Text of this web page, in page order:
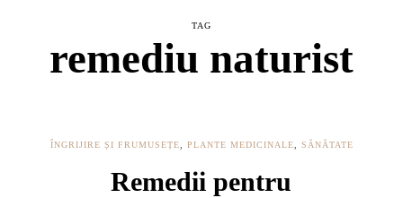
TAG
remediu naturist
ÎNGRIJIRE ȘI FRUMUSEȚE PLANTE MEDICINALE SĂNĂTATE
Remedii pentru